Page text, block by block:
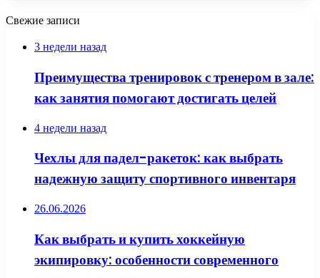
Свежие записи
3 недели назад
Преимущества тренировок с тренером в зале:
как занятия помогают достигать целей
4 недели назад
Чехлы для падел-ракеток: как выбрать
надежную защиту спортивного инвентаря
26.06.2026
Как выбрать и купить хоккейную
экипировку: особенности современного